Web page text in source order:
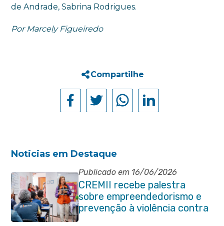
de Andrade, Sabrina Rodrigues.
Por Marcely Figueiredo
Compartilhe
Noticias em Destaque
Publicado em 16/06/2026
CREMII recebe palestra
sobre empreendedorismo e
prevenção à violência contra
a pessoa idosa